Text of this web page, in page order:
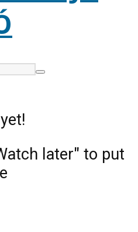
later" to put